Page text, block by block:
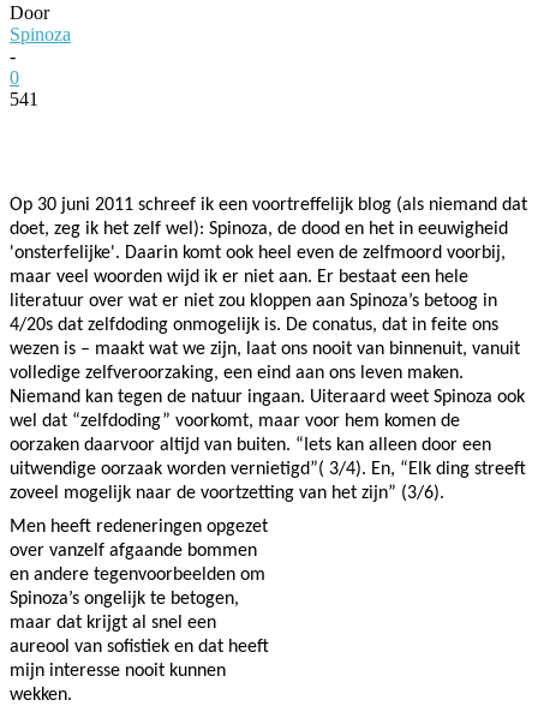
Door
Spinoza
-
0
541
Op 30 juni 2011 schreef ik een voortreffelijk blog (als niemand dat
doet, zeg ik het zelf wel): Spinoza, de dood en het in eeuwigheid
'onsterfelijke'. Daarin komt ook heel even de zelfmoord voorbij,
maar veel woorden wijd ik er niet aan. Er bestaat een hele
literatuur over wat er niet zou kloppen aan Spinoza’s betoog in
4/20s dat zelfdoding onmogelijk is. De conatus, dat in feite ons
wezen is – maakt wat we zijn, laat ons nooit van binnenuit, vanuit
volledige zelfveroorzaking, een eind aan ons leven maken.
Niemand kan tegen de natuur ingaan. Uiteraard weet Spinoza ook
wel dat “zelfdoding” voorkomt, maar voor hem komen de
oorzaken daarvoor altijd van buiten. “Iets kan alleen door een
uitwendige oorzaak worden vernietigd”( 3/4). En, “Elk ding streeft
zoveel mogelijk naar de voortzetting van het zijn” (3/6).
Men heeft redeneringen opgezet
over vanzelf afgaande bommen
en andere tegenvoorbeelden om
Spinoza’s ongelijk te betogen,
maar dat krijgt al snel een
aureool van sofistiek en dat heeft
mijn interesse nooit kunnen
wekken.